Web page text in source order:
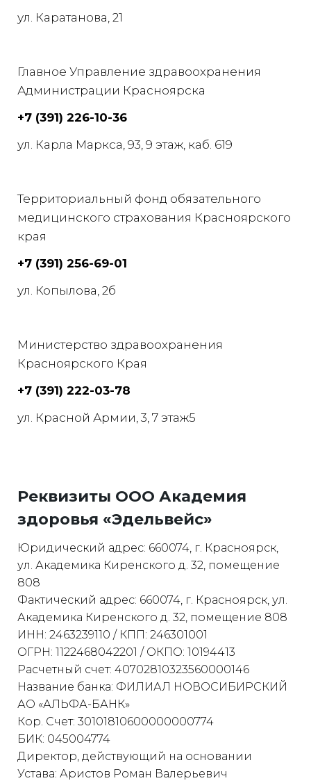
ул. Каратанова, 21
Главное Управление здравоохранения
Администрации Красноярска
+7 (391) 226-10-36
ул. Карла Маркса, 93, 9 этаж, каб. 619
Территориальный фонд обязательного
медицинского страхования Красноярского
края
+7 (391) 256-69-01
ул. Копылова, 2б
Министерство здравоохранения
Красноярского Края
+7 (391) 222-03-78
ул. Красной Армии, 3, 7 этаж5
Реквизиты ООО Академия
здоровья «Эдельвейс»
Юридический адрес: 660074, г. Красноярск,
ул. Академика Киренского д. 32, помещение
808
Фактический адрес: 660074, г. Красноярск, ул.
Академика Киренского д. 32, помещение 808
ИНН: 2463239110 / КПП: 246301001
ОГРН: 1122468042201 / ОКПО: 10194413
Расчетный счет: 40702810323560000146
Название банка: ФИЛИАЛ НОВОСИБИРСКИЙ
АО «АЛЬФА-БАНК»
Кор. Счет: 30101810600000000774
БИК: 045004774
Директор, действующий на основании
Устава: Аристов Роман Валерьевич